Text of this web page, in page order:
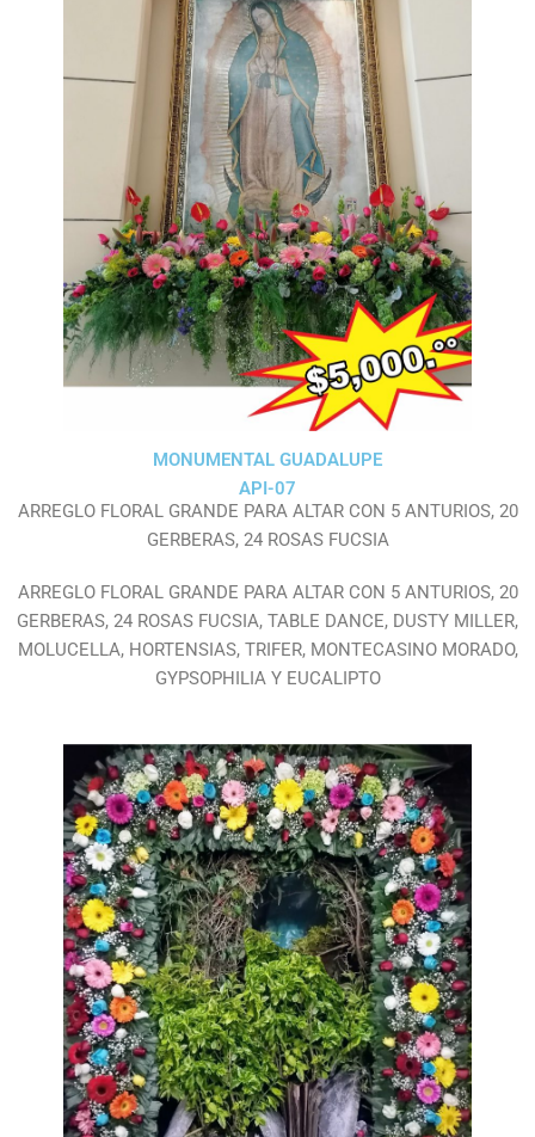
MONUMENTAL GUADALUPE
API-07
ARREGLO FLORAL GRANDE PARA ALTAR CON 5 ANTURIOS, 20
GERBERAS, 24 ROSAS FUCSIA
ARREGLO FLORAL GRANDE PARA ALTAR CON 5 ANTURIOS, 20
GERBERAS, 24 ROSAS FUCSIA, TABLE DANCE, DUSTY MILLER,
MOLUCELLA, HORTENSIAS, TRIFER, MONTECASINO MORADO,
GYPSOPHILIA Y EUCALIPTO